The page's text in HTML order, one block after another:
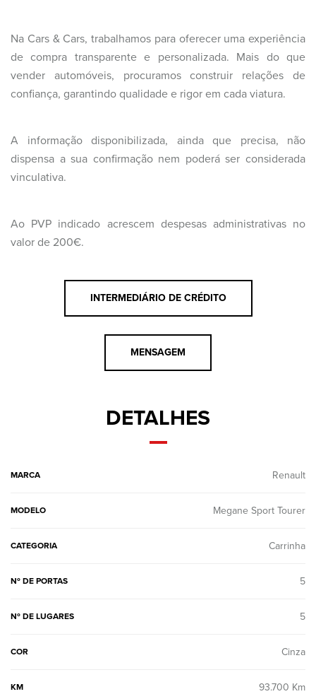
Na Cars & Cars, trabalhamos para oferecer uma experiência
de compra transparente e personalizada. Mais do que
vender automóveis, procuramos construir relações de
confiança, garantindo qualidade e rigor em cada viatura.
A informação disponibilizada, ainda que precisa, não
dispensa a sua confirmação nem poderá ser considerada
vinculativa.
Ao PVP indicado acrescem despesas administrativas no
valor de 200€.
INTERMEDIÁRIO DE CRÉDITO
MENSAGEM
DETALHES
MARCA Renault
MODELO Megane Sport Tourer
CATEGORIA Carrinha
Nº DE PORTAS 5
Nº DE LUGARES 5
COR Cinza
KM 93.700 Km